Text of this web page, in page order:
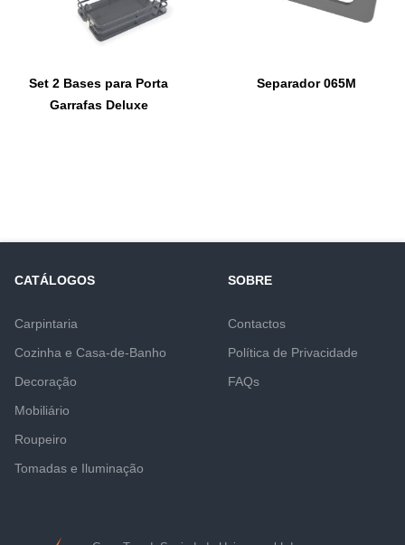
Set 2 Bases para Porta
Garrafas Deluxe
Separador 065M
CATÁLOGOS
Carpintaria
Cozinha e Casa-de-Banho
Decoração
Mobiliário
Roupeiro
Tomadas e Iluminação
SOBRE
Contactos
Política de Privacidade
FAQs